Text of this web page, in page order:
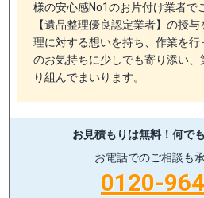
様の安心感No1のお片付け業者で
【遺品整理優良認定業者】の授
理に対する想いを持ち、作業を行
のお気持ちに少しでも寄り添い、
り組んでまいります。
お見積もりは無料！ 何で
お電話でのご相談も
0120-